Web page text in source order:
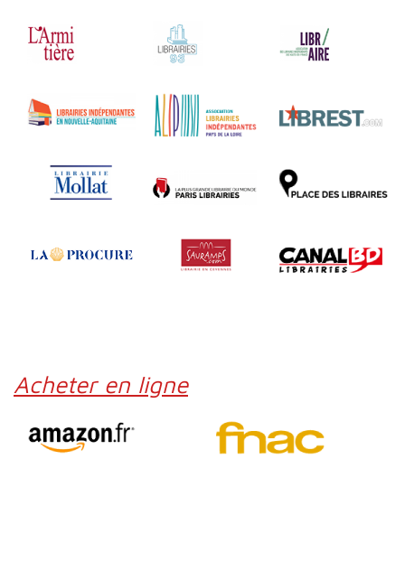
Acheter en ligne